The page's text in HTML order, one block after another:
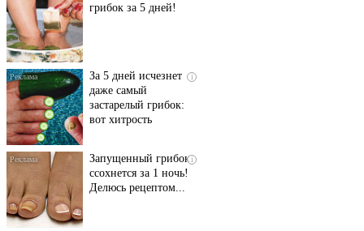
грибок за 5 дней!
i
За 5 дней исчезнет
даже самый
застарелый грибок:
вот хитрость
i
Запущенный грибок
ссохнется за 1 ночь!
Делюсь рецептом...